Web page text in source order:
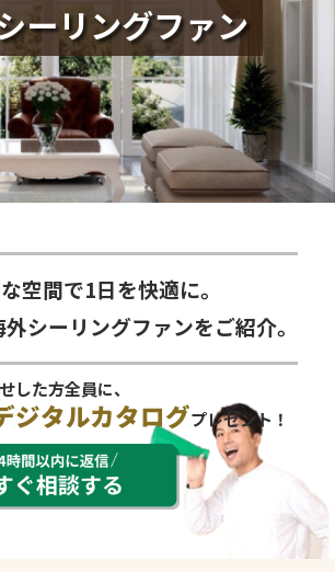
ーリングファン
空間で1日を快適に。
シーリングファンをご紹介。
した方全員に、
ジタルカタログプレゼント！